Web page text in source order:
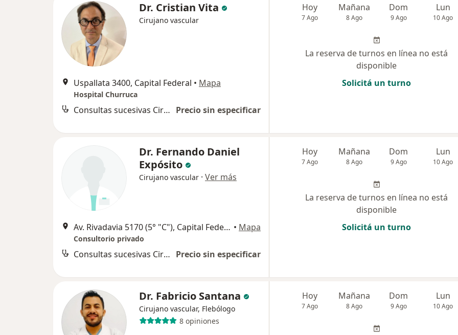
Dr. Cristian Vita
Cirujano vascular
Uspallata 3400, Capital Federal • Mapa
Hospital Churruca
Consultas sucesivas Cirugía Vascular Periférica Precio sin especificar
Hoy
7 Ago
Mañana
8 Ago
Dom
9 Ago
Lun
10 Ago
La reserva de turnos en línea no está
disponible
Solicitá un turno
Dr. Fernando Daniel
Expósito
Cirujano vascular · Ver más
Av. Rivadavia 5170 (5° "C"), Capital Federal • Mapa
Consultorio privado
Consultas sucesivas Cirugía Vascular Periférica Precio sin especificar
Hoy
7 Ago
Mañana
8 Ago
Dom
9 Ago
Lun
10 Ago
La reserva de turnos en línea no está
disponible
Solicitá un turno
Dr. Fabricio Santana
Cirujano vascular, Flebólogo
8 opiniones
Hoy
7 Ago
Mañana
8 Ago
Dom
9 Ago
Lun
10 Ago